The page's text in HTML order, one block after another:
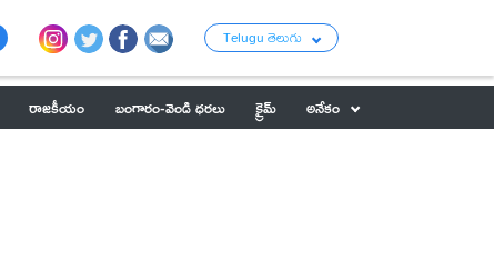
Telugu తెలుగు
రాజకీయం బంగారం-వెండి ధరలు క్రైమ్
అనేకం